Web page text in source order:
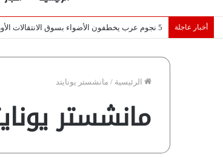
أخبار عاجلة تصريح أثار القلق.. مسؤول بالغرفة التجارية
الرئيسية / مانشستر يونايتد
مانشستر